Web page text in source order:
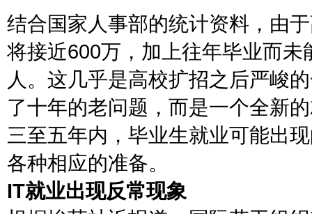
结合国家人事部的统计资料，由
将接近600万，加上往年毕业而
人。这几乎是高校扩招之后严峻
了十年的老问题，而是一个全新
三至五年内，毕业生就业可能出
各种相应的准备。
IT就业出现反常现象